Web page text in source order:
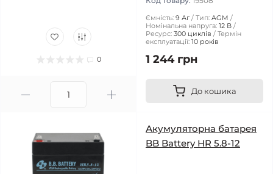
0
Ємність: 9 Аг Тип: AGM
Номінальна напруга: 12 В
Ресурс: 300 циклів
Термін
експлуатації: 10 років
1 244 грн
До кошика
Акумуляторна батарея
BB Battery HR 5.8-12